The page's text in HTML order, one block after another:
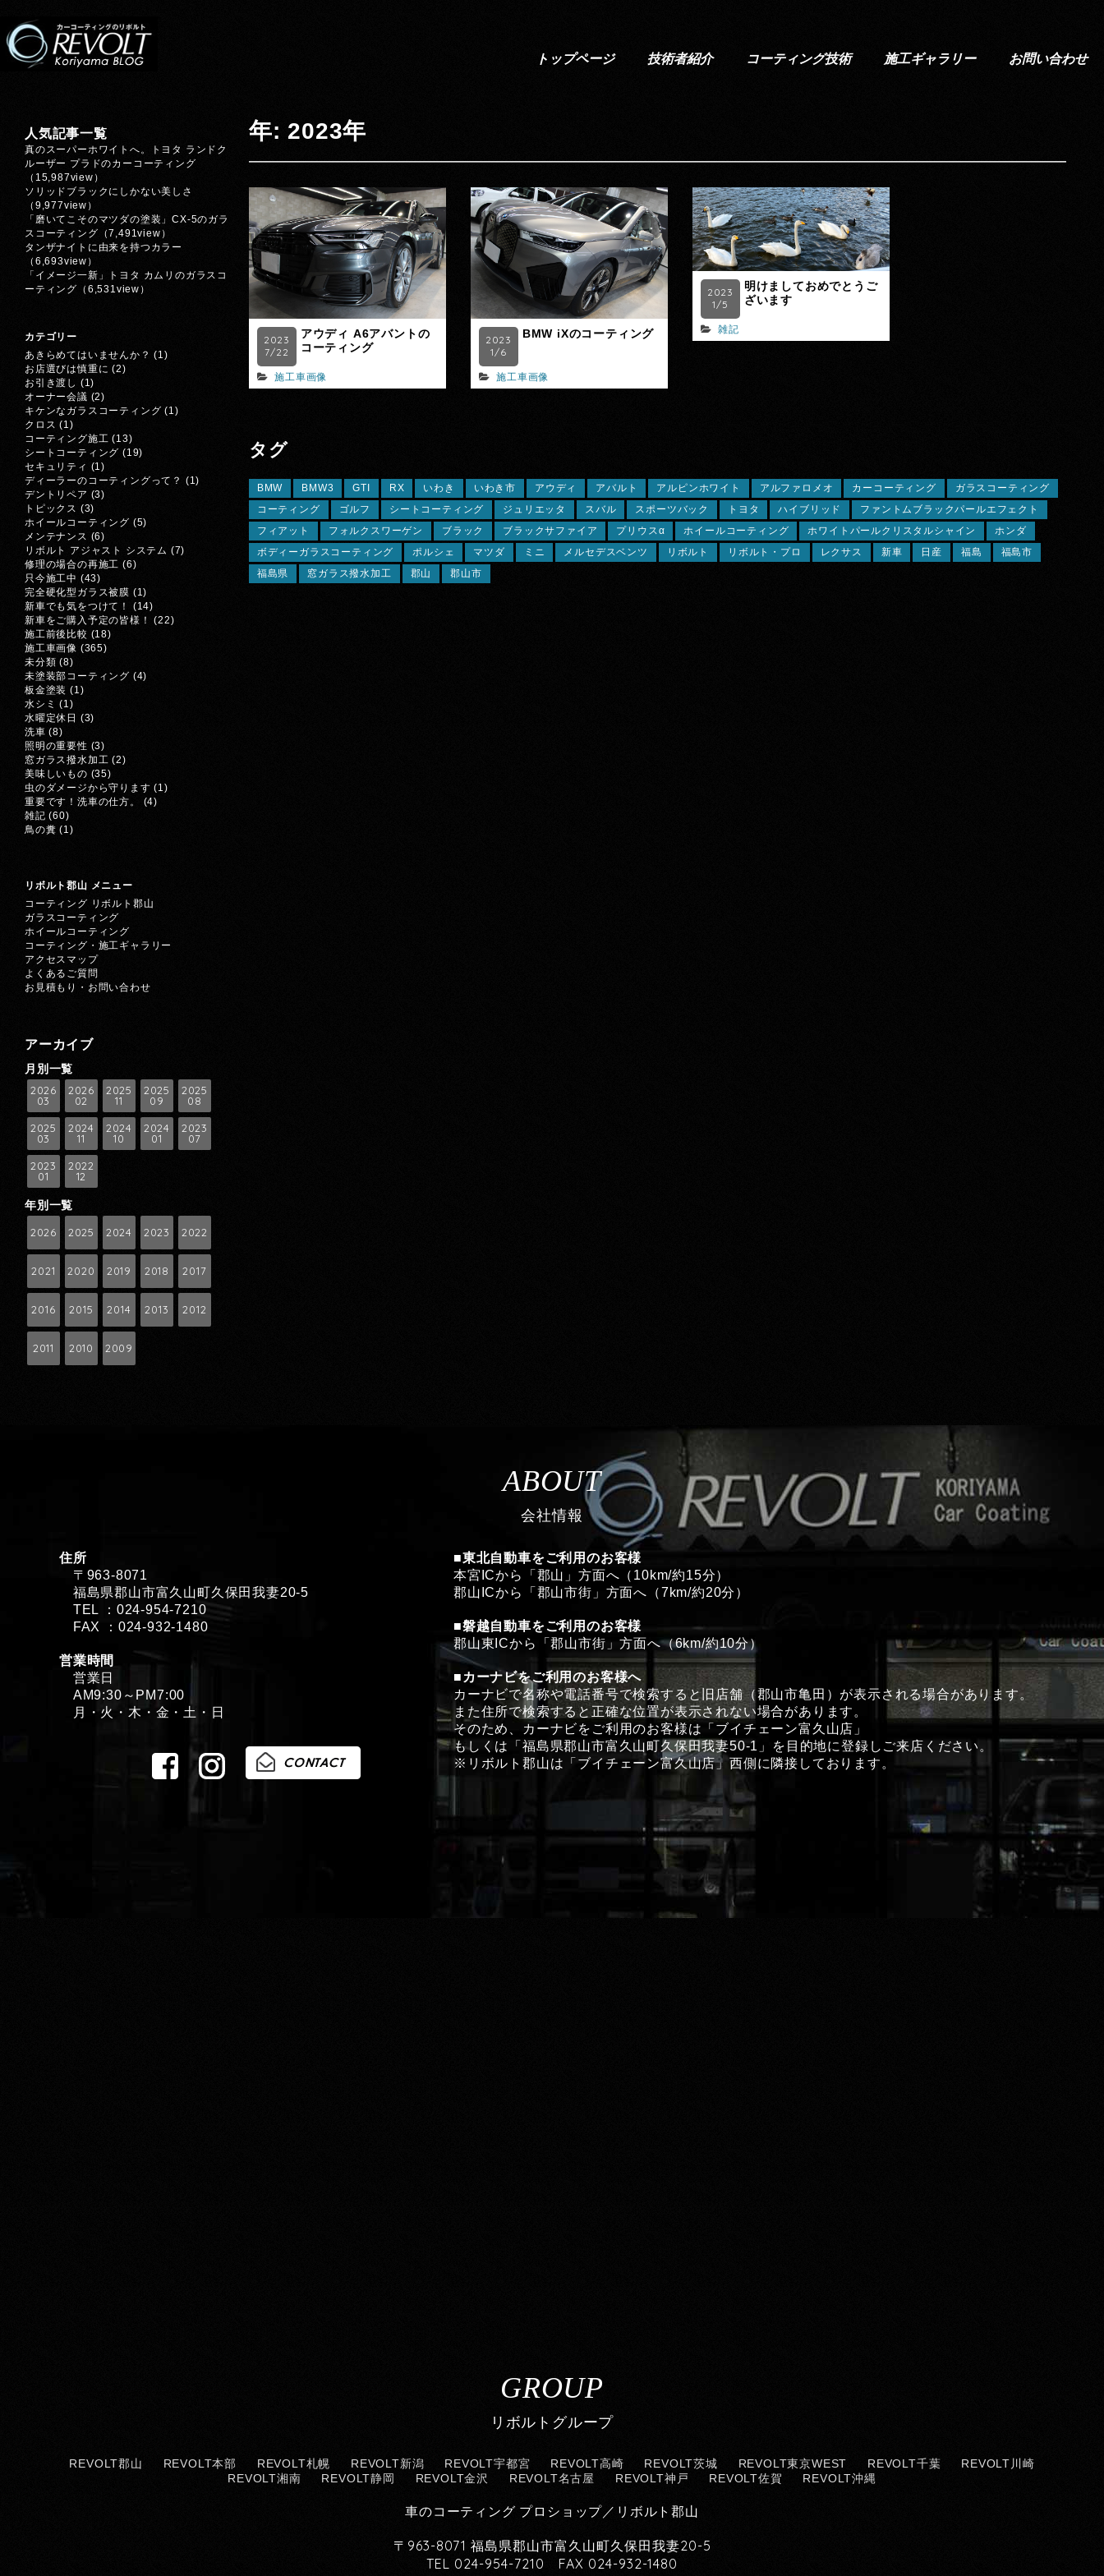
トップページ 技術者紹介 コーティング技術 施工ギャラリー お問い合わせ
年: 2023年
2023
7/22
アウディ A6アバントの
コーティング
施工車画像
2023
1/6
BMW iXのコーティング
施工車画像
2023
1/5
明けましておめでとうご
ざいます
雑記
タグ
BMW BMW3 GTI RX いわき いわき市 アウディ アバルト アルピンホワイト アルファロメオ カーコーティング
ガラスコーティング
コーティング
ゴルフ シートコーティング ジュリエッタ スバル スポーツバック トヨタ ハイブリッド
ファントムブラックパールエフェクト
フィアット
フォルクスワーゲン ブラック ブラックサファイア プリウスα ホイールコーティング ホワイトパールクリスタルシャイン
ホンダ
ボディーガラスコーティング
ポルシェ マツダ ミニ メルセデスベンツ リボルト リボルト・プロ レクサス 新車 日産 福島
福島市
福島県
窓ガラス撥水加工 郡山 郡山市
人気記事一覧
真のスーパーホワイトへ。トヨタ ランドク
ルーザー プラドのカーコーティング
（15,987view）
ソリッドブラックにしかない美しさ
（9,977view）
「磨いてこそのマツダの塗装」CX-5のガラ
スコーティング （7,491view）
タンザナイトに由来を持つカラー
（6,693view）
「イメージ一新」トヨタ カムリのガラスコ
ーティング （6,531view）
カテゴリー
あきらめてはいませんか？ (1)
お店選びは慎重に (2)
お引き渡し (1)
オーナー会議 (2)
キケンなガラスコーティング (1)
クロス (1)
コーティング施工 (13)
シートコーティング (19)
セキュリティ (1)
ディーラーのコーティングって？ (1)
デントリペア (3)
トピックス (3)
ホイールコーティング (5)
メンテナンス (6)
リボルト アジャスト システム (7)
修理の場合の再施工 (6)
只今施工中 (43)
完全硬化型ガラス被膜 (1)
新車でも気をつけて！
(14)
新車をご購入予定の皆様！
(22)
施工前後比較 (18)
施工車画像 (365)
未分類 (8)
未塗装部コーティング (4)
板金塗装 (1)
水シミ (1)
水曜定休日 (3)
洗車 (8)
照明の重要性 (3)
窓ガラス撥水加工 (2)
美味しいもの (35)
虫のダメージから守ります (1)
重要です！洗車の仕方。
(4)
雑記 (60)
鳥の糞 (1)
リボルト郡山 メニュー
コーティング リボルト郡山
ガラスコーティング
ホイールコーティング
コーティング・施工ギャラリー
アクセスマップ
よくあるご質問
お見積もり・お問い合わせ
アーカイブ
月別一覧
2026
03
2026
02
2025
11
2025
09
2025
08
2025
03
2024
11
2024
10
2024
01
2023
07
2023
01
2022
12
年別一覧
2026 2025 2024 2023 2022
2021 2020 2019 2018 2017
2016 2015 2014 2013 2012
2011 2010 2009
ABOUT
会社情報
住所
〒963-8071
福島県郡山市富久山町久保田我妻20-5
TEL ：024-954-7210
FAX ：024-932-1480
営業時間
営業日
AM9:30～PM7:00
月・火・木・金・土・日
■東北自動車をご利用のお客様
本宮ICから「郡山」方面へ（10km/約15分）
郡山ICから「郡山市街」方面へ（7km/約20分）
■磐越自動車をご利用のお客様
郡山東ICから「郡山市街」方面へ（6km/約10分）
■カーナビをご利用のお客様へ
カーナビで名称や電話番号で検索すると旧店舗（郡山市亀田）が表示される場合があります。
また住所で検索すると正確な位置が表示されない場合があります。
そのため、カーナビをご利用のお客様は「ブイチェーン富久山店」
もしくは「福島県郡山市富久山町久保田我妻50-1」を目的地に登録しご来店ください。
※リボルト郡山は「ブイチェーン富久山店」西側に隣接しております。
GROUP
リボルトグループ
REVOLT郡山 REVOLT本部 REVOLT札幌 REVOLT新潟 REVOLT宇都宮 REVOLT高崎 REVOLT茨城 REVOLT東京WEST REVOLT千葉
REVOLT川崎
REVOLT湘南
REVOLT静岡 REVOLT金沢 REVOLT名古屋 REVOLT神戸 REVOLT佐賀 REVOLT沖縄
車のコーティング プロショップ／リボルト郡山
〒963-8071 福島県郡山市富久山町久保田我妻20-5
TEL 024-954-7210 FAX 024-932-1480